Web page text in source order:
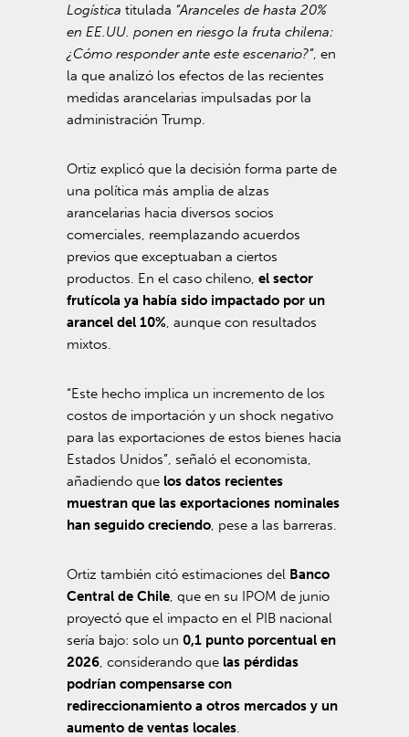
Logística titulada “Aranceles de hasta 20%
en EE.UU. ponen en riesgo la fruta chilena:
¿Cómo responder ante este escenario?”, en
la que analizó los efectos de las recientes
medidas arancelarias impulsadas por la
administración Trump.
Ortiz explicó que la decisión forma parte de
una política más amplia de alzas
arancelarias hacia diversos socios
comerciales, reemplazando acuerdos
previos que exceptuaban a ciertos
productos. En el caso chileno,el sector
frutícola ya había sido impactado por un
arancel del 10%, aunque con resultados
mixtos.
“Este hecho implica un incremento de los
costos de importación y un shock negativo
para las exportaciones de estos bienes hacia
Estados Unidos”, señaló el economista,
añadiendo que los datos recientes
muestran que las exportaciones nominales
han seguido creciendo, pese a las barreras.
Ortiz también citó estimaciones del Banco
Central de Chile, que en su IPOM de junio
proyectó que el impacto en el PIB nacional
sería bajo: solo un0,1 punto porcentual en
2026, considerando que las pérdidas
podrían compensarse con
redireccionamiento a otros mercados y un
aumento de ventas locales.